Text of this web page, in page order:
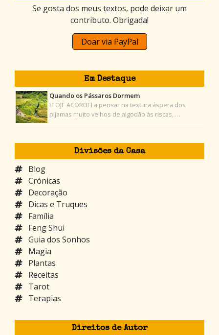
Se gosta dos meus textos, pode deixar um
contributo. Obrigada!
Doar via PayPal
Em Destaque
Quando os Pássaros Dormem
H OJE ACORDEI a pensar na textura áspera dos
pijamas muito velhos de algodão às riscas, …
Divisões da Casa
Blog
Crónicas
Decoração
Dicas e Truques
Família
Feng Shui
Guia dos Sonhos
Magia
Plantas
Receitas
Tarot
Terapias
Direitos de Autor